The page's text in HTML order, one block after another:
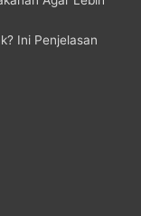
Ini Penjelasan